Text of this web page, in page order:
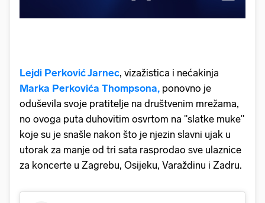
Lejdi Perković Jarnec, vizažistica i nećakinja
Marka Perkovića Thompsona, ponovno je
oduševila svoje pratitelje na društvenim mrežama,
no ovoga puta duhovitim osvrtom na "slatke muke"
koje su je snašle nakon što je njezin slavni ujak u
utorak za manje od tri sata rasprodao sve ulaznice
za koncerte u Zagrebu, Osijeku, Varaždinu i Zadru.